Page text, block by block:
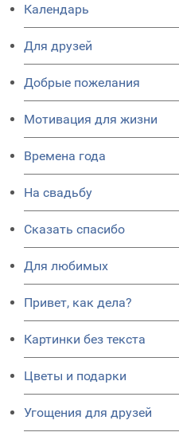
Календарь
Для друзей
Добрые пожелания
Мотивация для жизни
Времена года
На свадьбу
Сказать спасибо
Для любимых
Привет, как дела?
Картинки без текста
Цветы и подарки
Угощения для друзей